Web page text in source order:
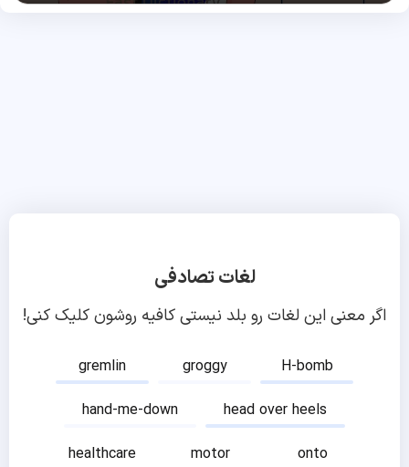
لغات تصادفی
اگر معنی این لغات رو بلد نیستی کافیه روشون کلیک کنی!
gremlin groggy
H-bomb
hand-me-down
head over heels
healthcare
motor
onto